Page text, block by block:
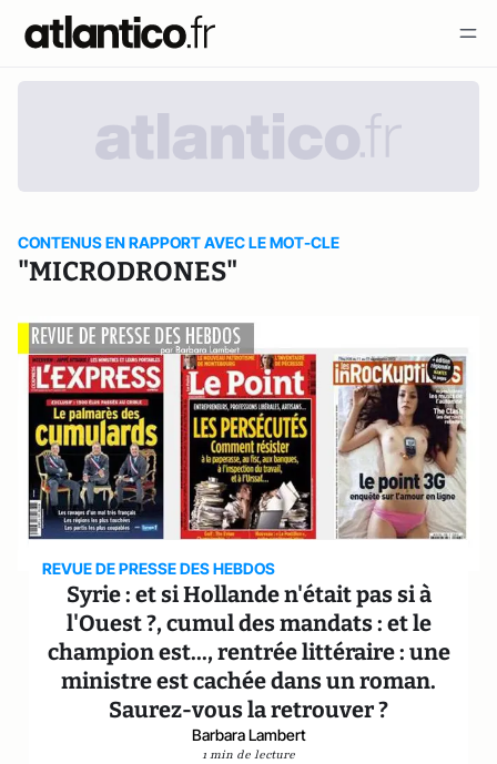
CONTENUS EN RAPPORT AVEC LE MOT-CLE
"MICRODRONES"
REVUE DE PRESSE DES HEBDOS
Syrie : et si Hollande n'était pas si à
l'Ouest ?, cumul des mandats : et le
champion est..., rentrée littéraire : une
ministre est cachée dans un roman.
Saurez-vous la retrouver ?
Barbara Lambert
1 min de lecture